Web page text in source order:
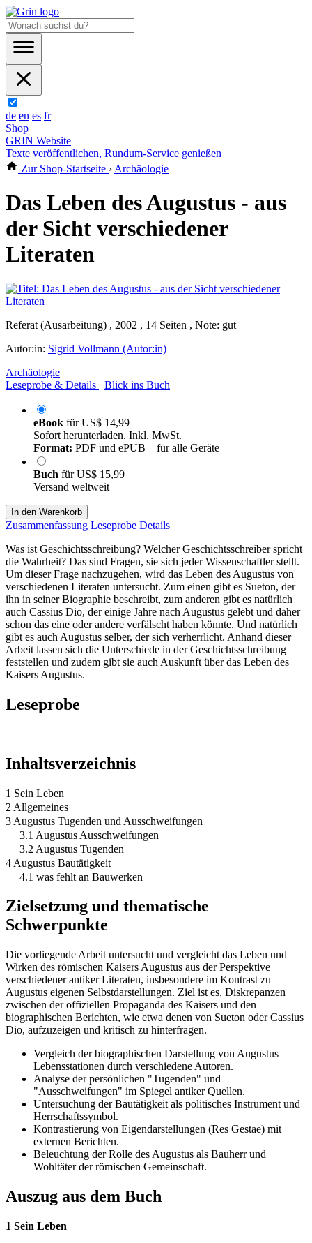
de en es fr
Shop
GRIN Website
Texte veröffentlichen, Rundum-Service genießen
Zur Shop-Startseite › Archäologie
Das Leben des Augustus - aus
der Sicht verschiedener
Literaten
Referat (Ausarbeitung) , 2002 , 14 Seiten , Note: gut
Autor:in: Sigrid Vollmann (Autor:in)
Archäologie
Leseprobe & Details
Blick ins Buch
eBook fürUS$ 14,99
Sofort herunterladen. Inkl. MwSt.
Format: PDF und ePUB – für alle Geräte
Buch fürUS$ 15,99
Versand weltweit
In den Warenkorb
Zusammenfassung Leseprobe Details
Was ist Geschichtsschreibung? Welcher Geschichtsschreiber spricht
die Wahrheit? Das sind Fragen, sie sich jeder Wissenschaftler stellt.
Um dieser Frage nachzugehen, wird das Leben des Augustus von
verschiedenen Literaten untersucht. Zum einen gibt es Sueton, der
ihn in seiner Biographie beschreibt, zum anderen gibt es natürlich
auch Cassius Dio, der einige Jahre nach Augustus gelebt und daher
schon das eine oder andere verfälscht haben könnte. Und natürlich
gibt es auch Augustus selber, der sich verherrlicht. Anhand dieser
Arbeit lassen sich die Unterschiede in der Geschichtsschreibung
feststellen und zudem gibt sie auch Auskunft über das Leben des
Kaisers Augustus.
Leseprobe
Inhaltsverzeichnis
1 Sein Leben
2 Allgemeines
3 Augustus Tugenden und Ausschweifungen
3.1 Augustus Ausschweifungen
3.2 Augustus Tugenden
4 Augustus Bautätigkeit
4.1 was fehlt an Bauwerken
Zielsetzung und thematische
Schwerpunkte
Die vorliegende Arbeit untersucht und vergleicht das Leben und
Wirken des römischen Kaisers Augustus aus der Perspektive
verschiedener antiker Literaten, insbesondere im Kontrast zu
Augustus eigenen Selbstdarstellungen. Ziel ist es, Diskrepanzen
zwischen der offiziellen Propaganda des Kaisers und den
biographischen Berichten, wie etwa denen von Sueton oder Cassius
Dio, aufzuzeigen und kritisch zu hinterfragen.
Vergleich der biographischen Darstellung von Augustus
Lebensstationen durch verschiedene Autoren.
Analyse der persönlichen "Tugenden" und
"Ausschweifungen" im Spiegel antiker Quellen.
Untersuchung der Bautätigkeit als politisches Instrument und
Herrschaftssymbol.
Kontrastierung von Eigendarstellungen (Res Gestae) mit
externen Berichten.
Beleuchtung der Rolle des Augustus als Bauherr und
Wohltäter der römischen Gemeinschaft.
Auszug aus dem Buch
1 Sein Leben